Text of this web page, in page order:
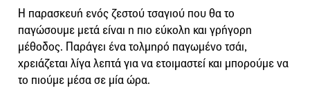
Η παρασκευή ενός ζεστού τσαγιού που θα το
παγώσουμε μετά είναι η πιο εύκολη και γρήγορη
μέθοδος. Παράγει ένα τολμηρό παγωμένο τσάι,
χρειάζεται λίγα λεπτά για να ετοιμαστεί και μπορούμε να
το πιούμε μέσα σε μία ώρα.